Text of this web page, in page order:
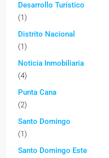
Desarrollo Turístico
(1)
Distrito Nacional
(1)
Noticia Inmobiliaria
(4)
Punta Cana
(2)
Santo Domingo
(1)
Santo Domingo Este